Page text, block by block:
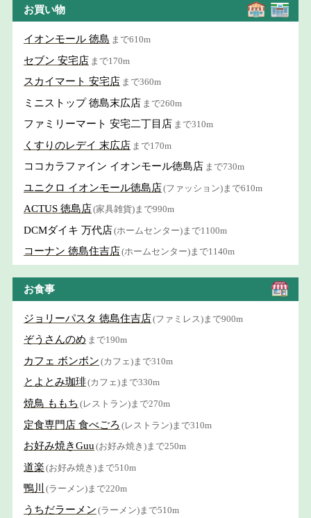
お買い物
イオンモール 徳島 まで610m
セブン 安宅店 まで170m
スカイマート 安宅店 まで360m
ミニストップ 徳島末広店 まで260m
ファミリーマート 安宅二丁目店 まで310m
くすりのレデイ 末広店 まで170m
ココカラファイン イオンモール徳島店 まで730m
ユニクロ イオンモール徳島店(ファッション)まで610m
ACTUS 徳島店(家具雑貨)まで990m
DCMダイキ 万代店(ホームセンター)まで1100m
コーナン 徳島住吉店(ホームセンター)まで1140m
お食事
ジョリーパスタ 徳島住吉店(ファミレス)まで900m
ぞうさんのめ まで190m
カフェ ボンボン (カフェ)まで310m
とよとみ珈琲(カフェ)まで330m
焼鳥 ももち (レストラン)まで270m
定食専門店 食べごろ (レストラン)まで310m
お好み焼きGuu (お好み焼き)まで250m
道楽 (お好み焼き)まで510m
鴨川 (ラーメン)まで220m
うちだラーメン (ラーメン)まで510m